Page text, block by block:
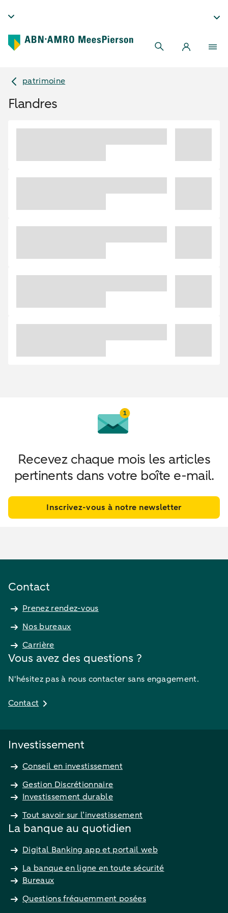
patrimoine
Flandres
Recevez chaque mois les articles
pertinents dans votre boîte e-mail.
Inscrivez-vous à notre newsletter
Contact
Prenez rendez-vous
Nos bureaux
Carrière
Vous avez des questions ?
N'hésitez pas à nous contacter sans engagement.
Contact
Investissement
Conseil en investissement
Gestion Discrétionnaire
Investissement durable
Tout savoir sur l’investissement
La banque au quotidien
Digital Banking app et portail web
La banque en ligne en toute sécurité
Bureaux
Questions fréquemment posées